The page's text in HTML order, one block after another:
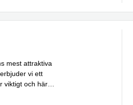
mest attraktiva
vi ett
viktigt och här